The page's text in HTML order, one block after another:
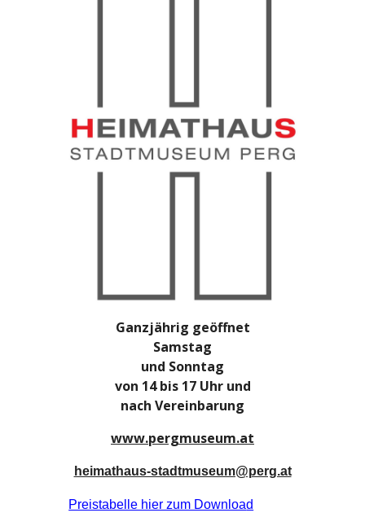
Ganzjährig geöffnet
Samstag
und Sonntag
von 14 bis 17 Uhr und
nach Vereinbarung
www.pergmuseum.at
heimathaus-stadtmuseum@perg.at
Preistabelle hier zum Download